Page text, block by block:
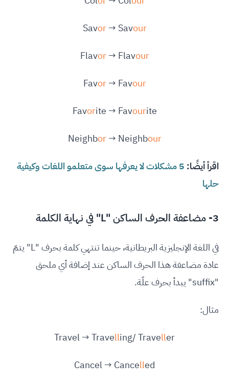
Savor→ Savour
Flavor→ Flavour
Favor→ Favour
Favorite → Favourite
Neighbor→ Neighbour
اقرأ أيضًا:
5 مشكلات لا يعرفها سوى متعلمو اللغات وكيفية
حلها
3- مضاعفة الحرف الساكن "L" في نهاية الكلمة
في اللغة الإنجليزية البريطانية، حينما تنتهي كلمة بحرف "L" يتمّ
عادة مضاعفة هذا الحرف الساكن عند إضافة أي ملحق
"suffix" يبدأ بحرف علّة.
مثال:
Travel → Travelling/ Traveller
Cancel → Cancelled